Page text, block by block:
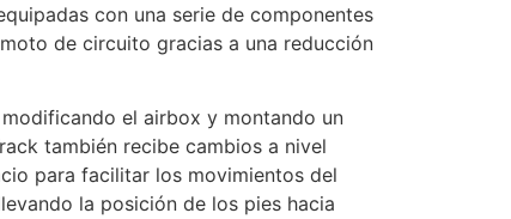
con una serie de componentes
de circuito gracias a una reducción
modificando el airbox y montando un
también recibe cambios a nivel
para facilitar los movimientos del
la posición de los pies hacia